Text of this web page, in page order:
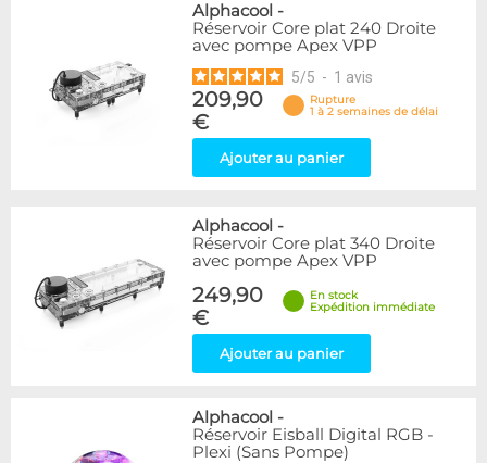
Alphacool -
Réservoir Core plat 240 Droite
avec pompe Apex VPP
5/5 - 1 avis
209,90
€
Rupture
1 à 2 semaines de délai
Ajouter au panier
Alphacool -
Réservoir Core plat 340 Droite
avec pompe Apex VPP
249,90
€
En stock
Expédition immédiate
Ajouter au panier
Alphacool -
Réservoir Eisball Digital RGB -
Plexi (Sans Pompe)